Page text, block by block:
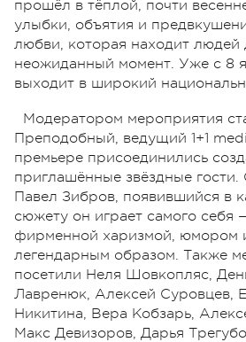
прошёл в тёплой, почти
улыбки, объятия и
любви, которая находит людей
неожиданный момент. Уже с 8
выходит в широкий
Модератором мероприятия
Преподобный, ведущий 1+1
премьере присоединились
приглашённые звёздные
Павел Зибров, появившийся в
сюжету он играет самого себя
фирменной харизмой, юмором
легендарным образом. Также
посетили Неля Шовкопляс,
Лавренюк, Алексей Суровцев,
Никитина, Вера Кобзарь,
Макс Девизоров, Дарья